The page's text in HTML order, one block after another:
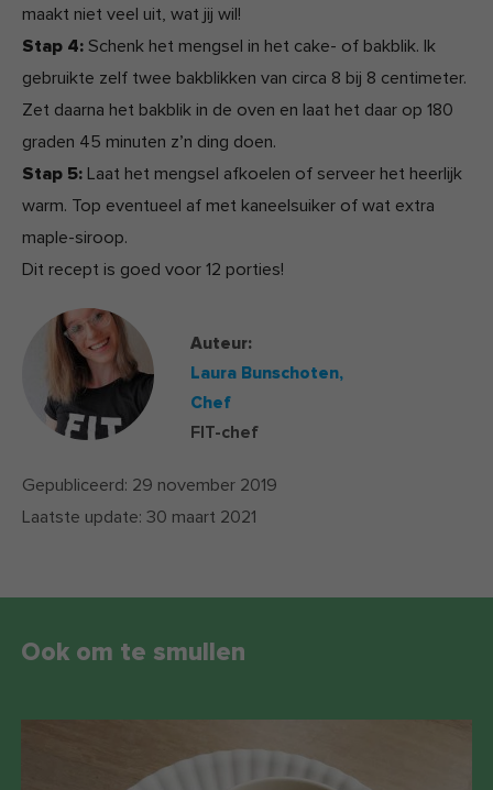
maakt niet veel uit, wat jij wil!
Stap 4: Schenk het mengsel in het cake- of bakblik. Ik
gebruikte zelf twee bakblikken van circa 8 bij 8 centimeter.
Zet daarna het bakblik in de oven en laat het daar op 180
graden 45 minuten z’n ding doen.
Stap 5: Laat het mengsel afkoelen of serveer het heerlijk
warm. Top eventueel af met kaneelsuiker of wat extra
maple-siroop.
Dit recept is goed voor 12 porties!
Auteur:
Laura Bunschoten,
Chef
FIT-chef
Gepubliceerd: 29 november 2019
Laatste update: 30 maart 2021
Ook om te smullen